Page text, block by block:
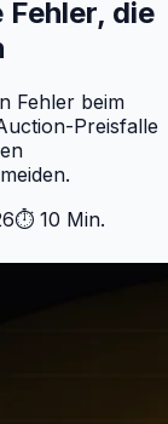
Fehler, die
Fehler beim
Preisfalle
⏱ 10 Min.